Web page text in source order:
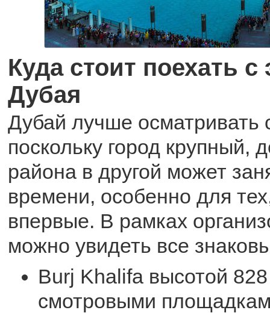
Куда стоит поехать с
Дубая
Дубай лучше осматривать
поскольку город крупный,
района в другой может
времени, особенно для
впервые. В рамках
можно увидеть все
Burj Khalifa высотой
смотровыми